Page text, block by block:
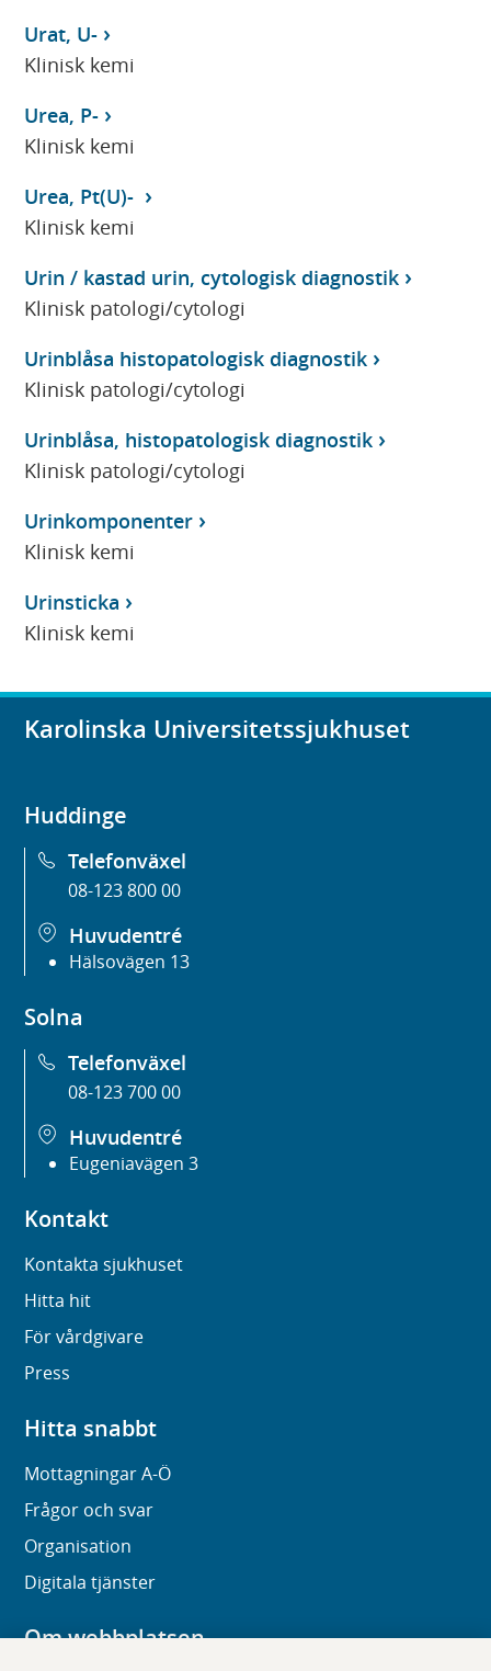
Urat, U-
Klinisk kemi
Urea, P-
Klinisk kemi
Urea, Pt(U)-
Klinisk kemi
Urin / kastad urin, cytologisk diagnostik
Klinisk patologi/cytologi
Urinblåsa histopatologisk diagnostik
Klinisk patologi/cytologi
Urinblåsa, histopatologisk diagnostik
Klinisk patologi/cytologi
Urinkomponenter
Klinisk kemi
Urinsticka
Klinisk kemi
Karolinska Universitetssjukhuset
Huddinge
Telefonväxel
08-123 800 00
Huvudentré
Hälsovägen 13
Solna
Telefonväxel
08-123 700 00
Huvudentré
Eugeniavägen 3
Kontakt
Kontakta sjukhuset
Hitta hit
För vårdgivare
Press
Hitta snabbt
Mottagningar A-Ö
Frågor och svar
Organisation
Digitala tjänster
Om webbplatsen